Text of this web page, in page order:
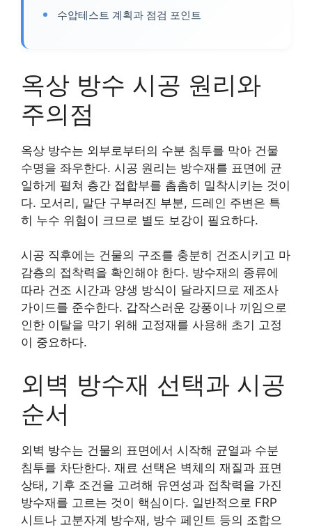
수압테스트 계획과 점검 포인트
옥상 방수 시공 원리와
주의점
옥상 방수는 외부로부터의 수분 침투를 막아 건물
수명을 좌우한다. 시공 원리는 방수재를 표면에 균
일하게 펼쳐 층간 접합부를 촘촘히 밀착시키는 것이
다. 모서리, 말단 구부러진 부분, 드레인 주변은 특
히 누수 위험이 크므로 별도 보강이 필요하다.
시공 직후에는 건물의 구조를 충분히 건조시키고 마
감층의 접착력을 확인해야 한다. 방수재의 종류에
따라 건조 시간과 양생 방식이 달라지므로 제조사
가이드를 준수한다. 갑작스러운 강풍이나 끼임으로
인한 이탈을 막기 위해 고정재를 사용해 초기 고정
이 중요하다.
외벽 방수재 선택과 시공
순서
외벽 방수는 건물의 표면에서 시작해 균열과 수분
침투를 차단한다. 재료 선택은 벽체의 재질과 표면
상태, 기후 조건을 고려해 유연성과 접착력을 가진
방수재를 고르는 것이 핵심이다. 일반적으로 FRP
시트나 고분자계 방수재, 방수 페인트 등의 조합으